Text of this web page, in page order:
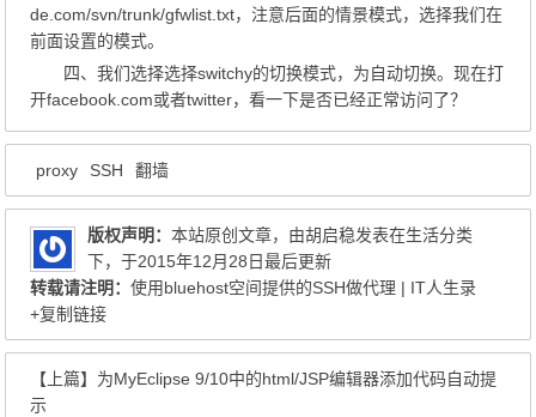
de.com/svn/trunk/gfwlist.txt，注意后面的情景模式，选择我们在
前面设置的模式。
四、我们选择选择switchy的切换模式，为自动切换。现在打
开facebook.com或者twitter，看一下是否已经正常访问了？
proxy SSH 翻墙
版权声明：本站原创文章，由胡启稳发表在生活分类
下，于2015年12月28日最后更新
转载请注明：使用bluehost空间提供的SSH做代理 | IT人生录
+复制链接
【上篇】 为MyEclipse 9/10中的html/JSP编辑器添加代码自动提
示